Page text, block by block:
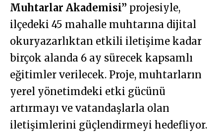
Muhtarlar Akademisi” projesiyle,
ilçedeki 45 mahalle muhtarına dijital
okuryazarlıktan etkili iletişime kadar
birçok alanda 6 ay sürecek kapsamlı
eğitimler verilecek. Proje, muhtarların
yerel yönetimdeki etki gücünü
artırmayı ve vatandaşlarla olan
iletişimlerini güçlendirmeyi hedefliyor.